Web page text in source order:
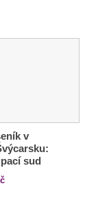
v
sud